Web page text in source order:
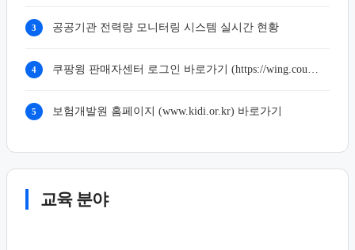
3 공공기관 전력량 모니터링 시스템 실시간 현황
4
5 보험개발원 홈페이지 (www.kidi.or.kr) 바로가기
교육 분야